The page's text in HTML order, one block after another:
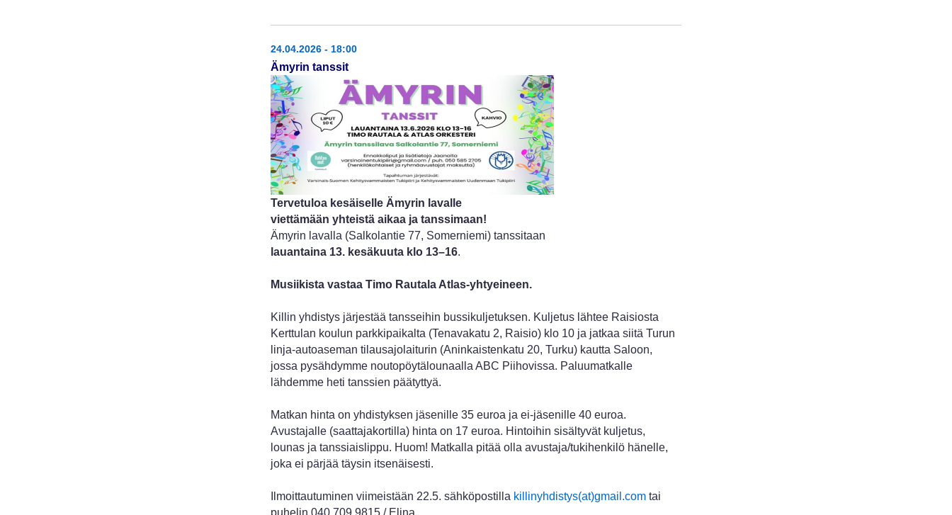
24.04.2026 - 18:00
Ämyrin tanssit
Tervetuloa kesäiselle Ämyrin lavalle
viettämään yhteistä aikaa ja tanssimaan!
Ämyrin lavalla (Salkolantie 77, Somerniemi) tanssitaan
lauantaina 13. kesäkuuta klo 13–16.
Musiikista vastaa Timo Rautala Atlas-yhtyeineen.
Killin yhdistys järjestää tansseihin bussikuljetuksen. Kuljetus lähtee Raisiosta
Kerttulan koulun parkkipaikalta (Tenavakatu 2, Raisio) klo 10 ja jatkaa siitä Turun
linja-autoaseman tilausajolaiturin (Aninkaistenkatu 20, Turku) kautta Saloon,
jossa pysähdymme noutopöytälounaalla ABC Piihovissa. Paluumatkalle
lähdemme heti tanssien päätyttyä.
Matkan hinta on yhdistyksen jäsenille 35 euroa ja ei-jäsenille 40 euroa.
Avustajalle (saattajakortilla) hinta on 17 euroa. Hintoihin sisältyvät kuljetus,
lounas ja tanssiaislippu. Huom! Matkalla pitää olla avustaja/tukihenkilö hänelle,
joka ei pärjää täysin itsenäisesti.
Ilmoittautuminen viimeistään 22.5. sähköpostilla killinyhdistys(at)gmail.com tai
puhelin 040 709 9815 / Elina.